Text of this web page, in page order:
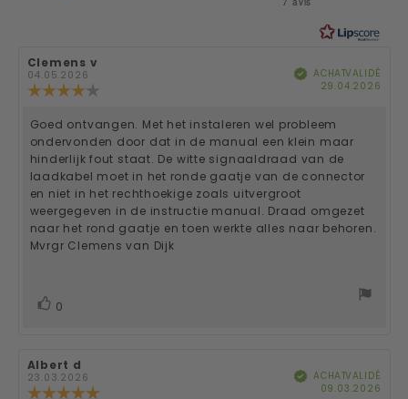
étoiles
sur
Auteur
de
l'évaluation:
Clemens v
04.05.2026
l'évaluation
:
4.0
étoiles
sur
5
VérifiéACHAT VALIDÉ
29.04.2026
Texte
de
l'évaluation:
Goed ontvangen. Met het instaleren wel probleem
ondervonden door dat in de manual een klein maar
hinderlijk fout staat. De witte signaaldraad van de
laadkabel moet in het ronde gaatje van de connector
en niet in het rechthoekige zoals uitvergroot
weergegeven in de instructie manual. Draad omgezet
naar het rond gaatje en toen werkte alles naar behoren.
Mvrgr Clemens van Dijk
Vote
0
Auteur
de
l'évaluation:
Albert d
l'évaluation:
23.03.2026
Note
VérifiéACHAT VALIDÉ
09.03.2026